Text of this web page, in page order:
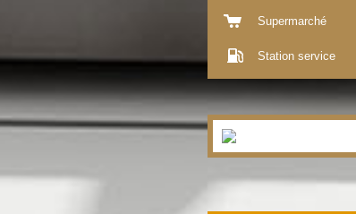
Supermarché
Station service